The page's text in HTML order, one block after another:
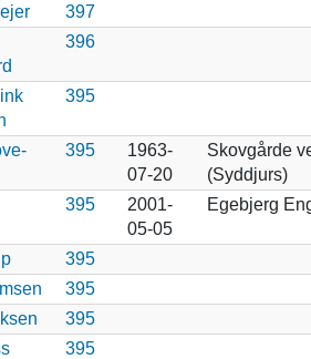
397
396
395
395
1963-
07-20
Skovgårde
(Syddjurs)
395
2001-
05-05
Egebjerg
395
395
395
395